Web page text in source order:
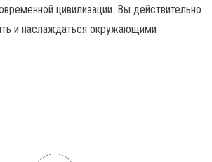
цивилизации. Вы действительно
и наслаждаться окружающими